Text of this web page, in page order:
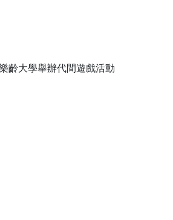
齡大學舉辦代間遊戲活動